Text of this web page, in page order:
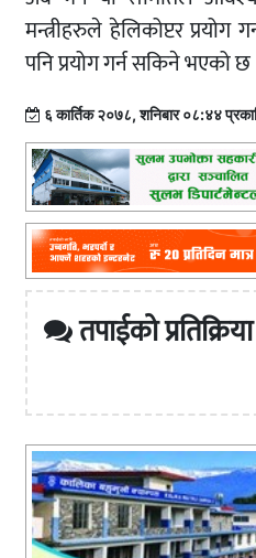
मन्त्रीहरुले हेलिकोप्टर
पनि प्रयोग गर्न सकिने भएको छ
६ कार्तिक २०७८, शनिबार ०८:४४
तपाईको